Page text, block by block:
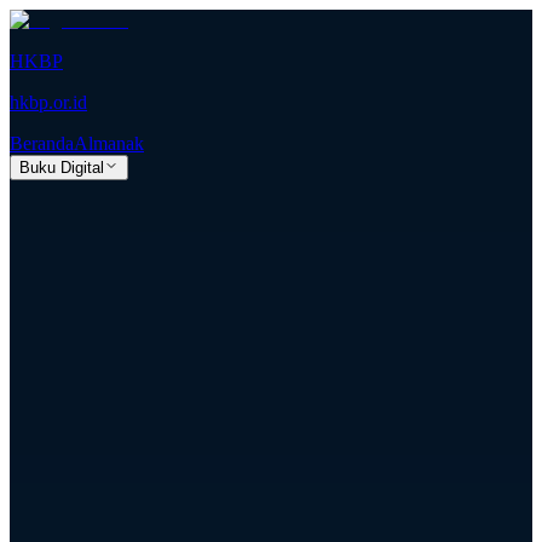
HKBP
hkbp.or.id
BerandaAlmanak
Buku Digital